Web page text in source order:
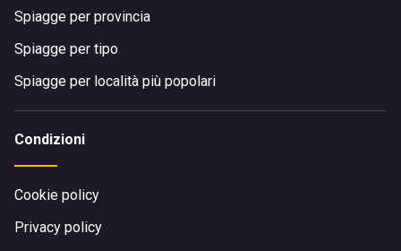
Spiagge per provincia
Spiagge per tipo
Spiagge per località più popolari
Condizioni
Cookie policy
Privacy policy